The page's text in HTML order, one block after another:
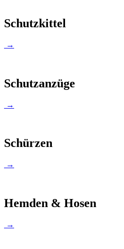
Schutzkittel
→
Schutzanzüge
→
Schürzen
→
Hemden & Hosen
→